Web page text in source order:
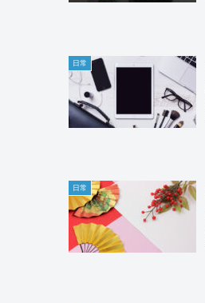
日常
日常